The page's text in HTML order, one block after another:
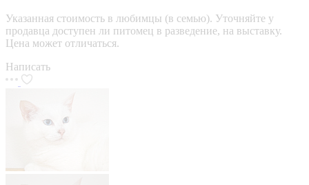
Указанная стоимость в любимцы (в семью). Уточняйте у
продавца доступен ли питомец в разведение, на выставку.
Цена может отличаться.
Написать